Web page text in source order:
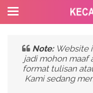
Note: Website
jadi mohon maaf
format tulisan
Kami sedang